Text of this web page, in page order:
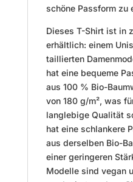
schöne Passform zu
Dieses T-Shirt ist in
erhältlich: einem
taillierten
hat eine bequeme
aus 100 % Bio-
von 180 g/m², was
langlebige Qualität
hat eine schlankere
aus derselben Bio-
einer geringeren
Modelle sind vegan